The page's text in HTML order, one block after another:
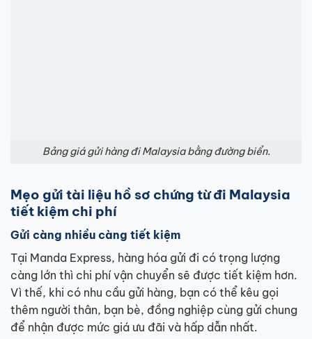
Bảng giá gửi hàng đi Malaysia bằng đường biển.
Mẹo gửi tài liệu hồ sơ chứng từ đi Malaysia
tiết kiệm chi phí
Gửi càng nhiều càng tiết kiệm
Tại Manda Express, hàng hóa gửi đi có trọng lượng
càng lớn thì chi phí vận chuyển sẽ được tiết kiệm hơn.
Vì thế, khi có nhu cầu gửi hàng, bạn có thể kêu gọi
thêm người thân, bạn bè, đồng nghiệp cùng gửi chung
để nhận được mức giá ưu đãi và hấp dẫn nhất.